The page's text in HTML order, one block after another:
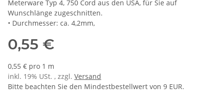
Meterware Typ 4, 750 Cord aus den USA, für Sie auf
Wunschlänge zugeschnitten.
• Durchmesser: ca. 4,2mm,
0,55 €
0,55 € pro 1 m
inkl. 19% USt. , zzgl. Versand
Bitte beachten Sie den Mindestbestellwert von 9 EUR.